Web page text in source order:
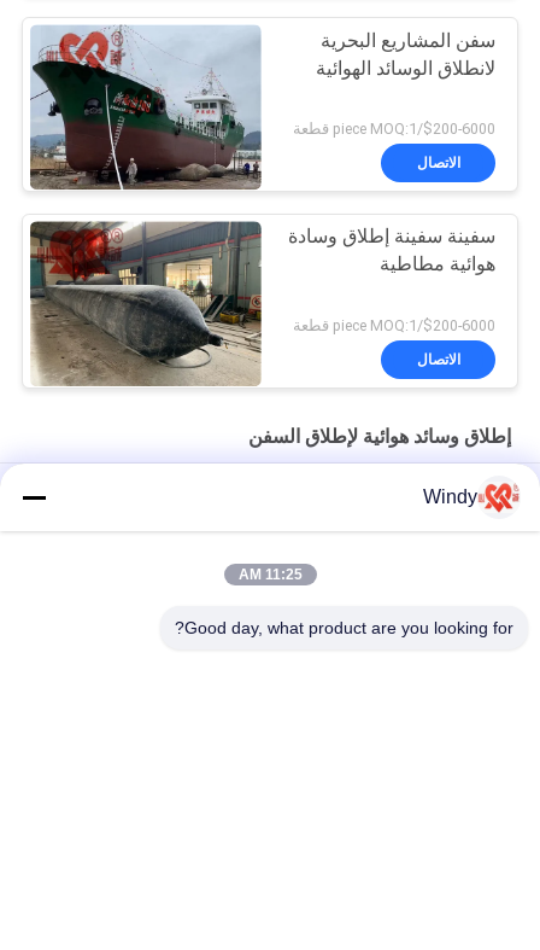
سفن المشاريع البحرية
لانطلاق الوسائد الهوائية
$200-6000/piece MOQ:1 قطعة
الاتصال
سفينة سفينة إطلاق وسادة
هوائية مطاطية
$200-6000/piece MOQ:1 قطعة
الاتصال
إطلاق وسائد هوائية لإطلاق السفن
سفينة ضغط متوسط ​​تطلق وسائد هوائية بحرية ذات قدرة تحمل عالية
بطول 8-24 مترًاWindy
11:25 AM
Good day, what product are you looking for?